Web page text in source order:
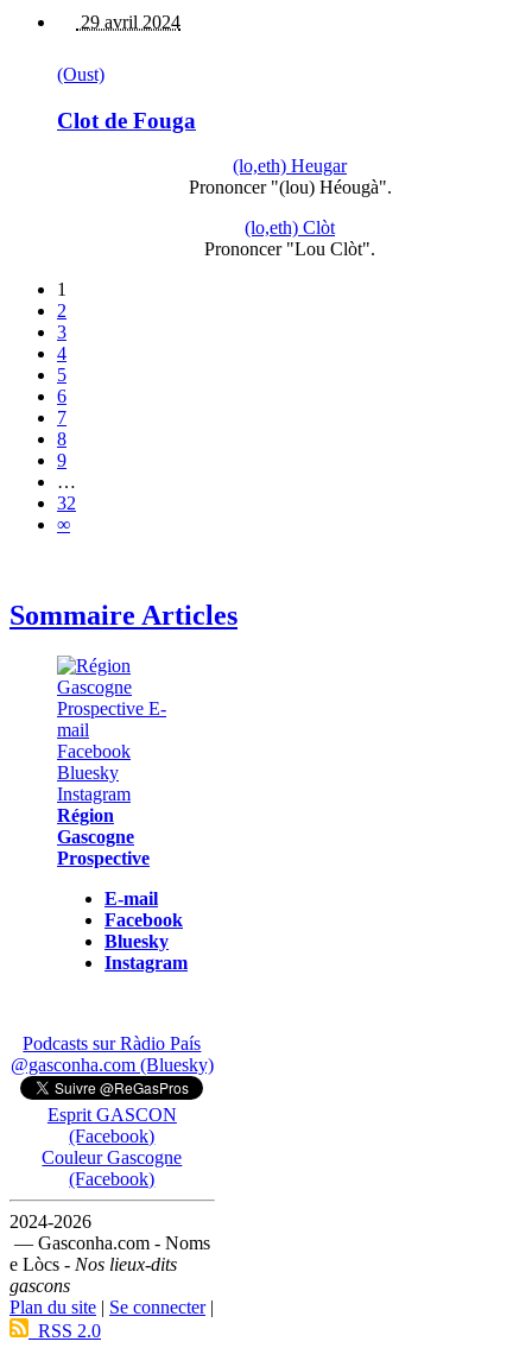
29 avril 2024
(Oust)
Clot de Fouga
(lo,eth) Heugar
Prononcer "(lou) Héougà".
(lo,eth) Clòt
Prononcer "Lou Clòt".
1
2
3
4
5
6
7
8
9
…
32
∞
Sommaire Articles
Région
Gascogne
Prospective
E-mail
Facebook
Bluesky
Instagram
Podcasts sur Ràdio País
@gasconha.com (Bluesky)
Esprit GASCON
(Facebook)
Couleur Gascogne
(Facebook)
2024-2026
— Gasconha.com - Noms
e Lòcs - Nos lieux-dits
gascons
Plan du site | Se connecter|
RSS 2.0